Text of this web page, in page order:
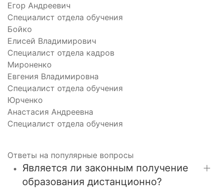
Егор Андреевич
Специалист отдела обучения
Бойко
Елисей Владимирович
Специалист отдела кадров
Мироненко
Евгения Владимировна
Специалист отдела обучения
Юрченко
Анастасия Андреевна
Специалист отдела обучения
Ответы на популярные вопросы
Является ли законным получение
образования дистанционно?